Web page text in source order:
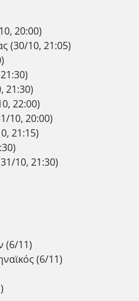
20:00)
(30/10, 21:05)
21:30)
22:00)
10, 20:00)
21:15)
10, 21:30)
(6/11)
(6/11)